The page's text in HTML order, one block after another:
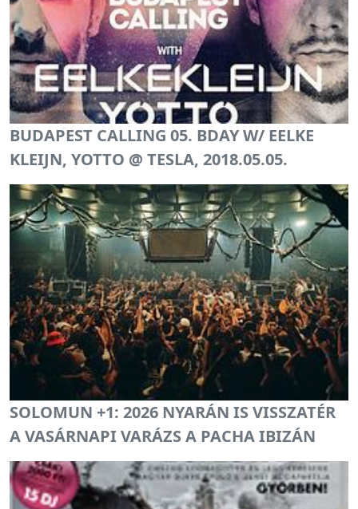
BUDAPEST CALLING 05. BDAY W/ EELKE
KLEIJN, YOTTO @ TESLA, 2018.05.05.
SOLOMUN +1: 2026 NYARÁN IS VISSZATÉR
A VASÁRNAPI VARÁZS A PACHA IBIZÁN